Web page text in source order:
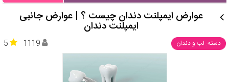
عوارض ایمپلنت دندان چیست ؟ | عوارض جانبی
ایمپلنت دندان
دسته: لب و دندان 5 1119